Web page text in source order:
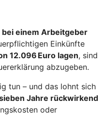
einem Arbeitgeber
Einkünfte
12.096 Euro lagen, sind
abzugeben.
tun – und das lohnt sich
Jahre rückwirkend
oder